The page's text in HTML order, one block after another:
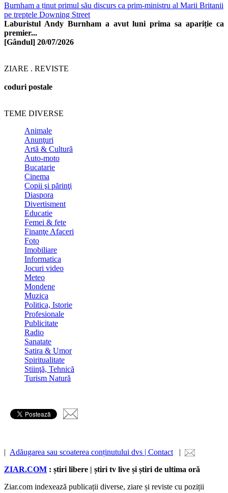
Burnham a ținut primul său discurs ca prim-ministru al Marii Britanii
pe treptele Downing Street
Laburistul Andy Burnham a avut luni prima sa apariție ca
premier...
[Gândul] 20/07/2026
ZIARE . REVISTE
coduri postale
TEME DIVERSE
Animale
Anunţuri
Artă & Cultură
Auto-moto
Bucatarie
Cinema
Copii şi părinţi
Diaspora
Divertisment
Educatie
Femei & fete
Finanţe Afaceri
Foto
Imobiliare
Informatica
Jocuri video
Meteo
Mondene
Muzica
Politica, Istorie
Profesionale
Publicitate
Radio
Sanatate
Satira & Umor
Spiritualitate
Stiinţă, Tehnică
Turism Natură
| Adăugarea sau scoaterea conținutului dvs | Contact |
ZIAR.COM : știri libere | știri tv live și știri de ultima oră
Ziar.com indexează publicații diverse, ziare și reviste cu poziții